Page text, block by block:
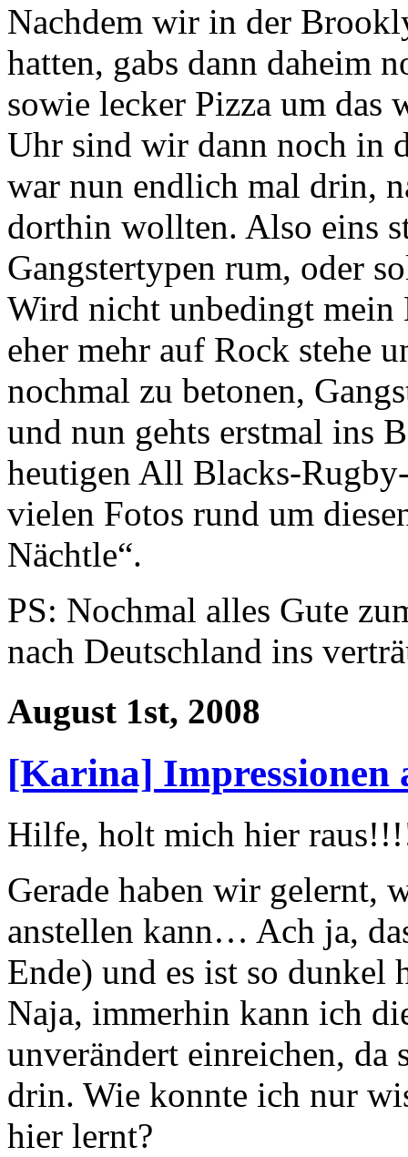
Nachdem wir in der
hatten, gabs dann daheim
sowie lecker Pizza um das
Uhr sind wir dann noch in
war nun endlich mal drin,
dorthin wollten. Also eins
Gangstertypen rum, oder
Wird nicht unbedingt
eher mehr auf Rock stehe
nochmal zu betonen,
und nun gehts erstmal ins
heutigen All Blacks-
vielen Fotos rund um
Nächtle“.
PS: Nochmal alles Gute
nach Deutschland ins
August 1st, 2008
[Karina] Impressionen
Hilfe, holt mich hier
Gerade haben wir gelernt,
anstellen kann… Ach ja,
Ende) und es ist so
Naja, immerhin kann ich
unverändert einreichen, da
drin. Wie konnte ich nur
hier lernt?